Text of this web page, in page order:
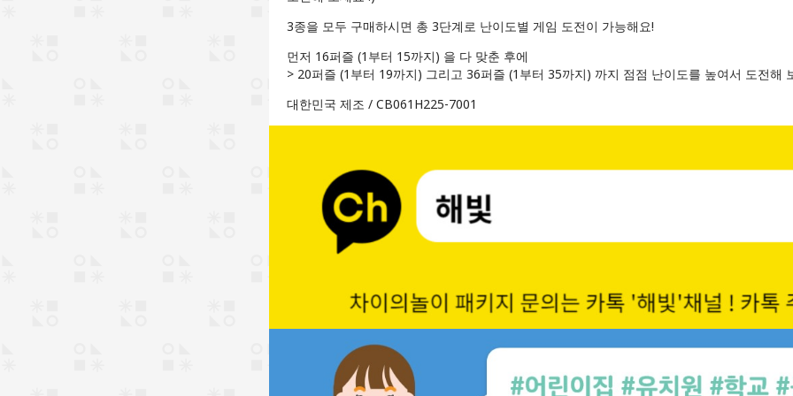
3종을 모두 구매하시면 총 3단계로 난이도별 게임 도전이 가능해요!
먼저 16퍼즐 (1부터 15까지) 을 다 맞춘 후에
> 20퍼즐 (1부터 19까지) 그리고 36퍼즐 (1부터 35까지) 까지 점점 난이도를 높여서 도전해
대한민국 제조 / CB061H225-7001